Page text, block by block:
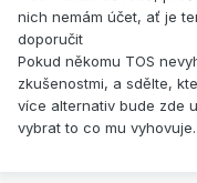
nich nemám účet, ať je
doporučit
Pokud někomu TOS
zkušenostmi, a sdělte,
více alternativ bude zde
vybrat to co mu vyhovuje.